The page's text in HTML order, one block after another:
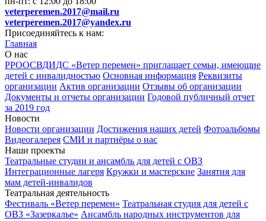
veterperemen.2017@mail.ru
veterperemen.2017@yandex.ru
Присоединяйтесь к нам:
Главная
О нас
РРООСВДИДС «Ветер перемен» приглашает семьи, имеющие
детей с инвалидностью Основная информация Реквизиты
организации Актив организации Отзывы об организации
Документы и отчеты организации Годовой публичный отчет
за 2019 год
Новости
Новости организации Достижения наших детей Фотоальбомы
Видеогалерея СМИ и партнёры о нас
Наши проекты
Театральные студии и ансамбль для детей с ОВЗ
Интеграционные лагеря Кружки и мастерские Занятия для
мам детей-инвалидов
Театральная деятельность
Фестиваль «Ветер перемен» Театральная студия для детей с
ОВЗ «Зазеркалье» Ансамбль народных инструментов для